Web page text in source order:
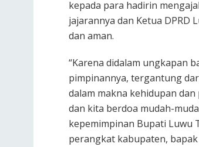
kepada para hadirin
jajarannya dan Ketua DPRD
dan aman.
“Karena didalam ungkapan
pimpinannya, tergantung
dalam makna kehidupan
dan kita berdoa mudah-
kepemimpinan Bupati Luwu
perangkat kabupaten, bapak